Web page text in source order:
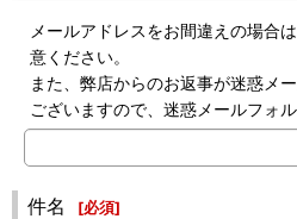
メールアドレスをお間違えの場合
意ください。
また、弊店からのお返事が迷惑メ
ございますので、迷惑メールフォ
件名 [必須]